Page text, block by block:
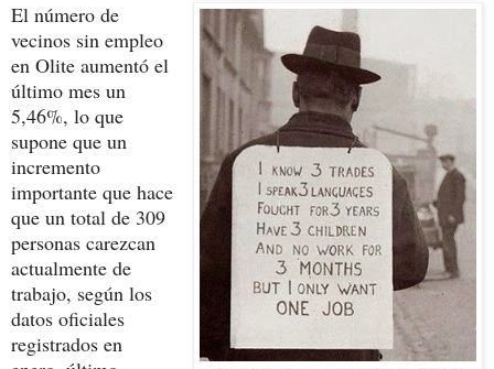
El número de
vecinos sin empleo
en Olite aumentó el
último mes un
5,46%, lo que
supone que un
incremento
importante que hace
que un total de 309
personas carezcan
actualmente de
trabajo, según los
datos oficiales
registrados en